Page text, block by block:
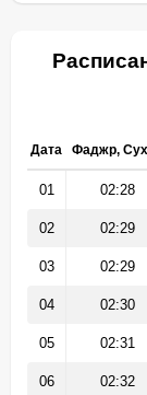
Дата Фаджр,
01 02:28
02 02:29
03 02:29
04 02:30
05 02:31
06 02:32